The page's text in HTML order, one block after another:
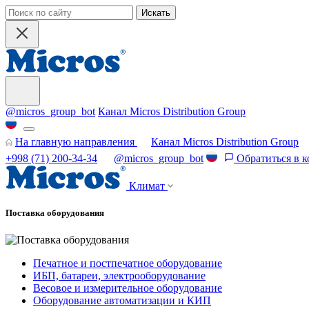
Искать
@micros_group_bot Канал Micros Distribution Group
На главную направления
Канал Micros Distribution Group
+998 (71) 200-34-34
@micros_group_bot Обратиться в
Климат
Поставка оборудования
Печатное и постпечатное оборудование
ИБП, батареи, электрооборудование
Весовое и измерительное оборудование
Оборудование автоматизации и КИП